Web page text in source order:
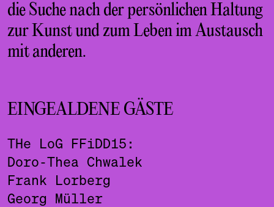
die Suche nach der persönlichen Haltung
zur Kunst und zum Leben im Austausch
mit anderen.
EINGEALDENE GÄSTE
THe LoG FFiDD15:
Doro-Thea Chwalek
Frank Lorberg
Georg Müller